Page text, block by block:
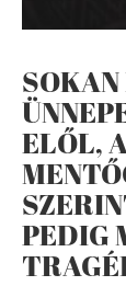
ELŐL,
PEDIG